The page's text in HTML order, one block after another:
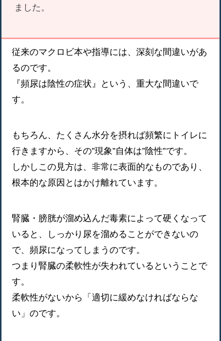
ました。
従来のマクロビ本や指導には、深刻な間違いがあ
るのです。
『頻尿は陰性の症状』という、重大な間違いで
す。
もちろん、たくさん水分を摂れば頻繁にトイレに
行きますから、その”現象”自体は”陰性”です。
しかしこの見方は、非常に表面的なものであり、
根本的な原因とはかけ離れています。
腎臓・膀胱が溜め込んだ毒素によって硬くなって
いると、しっかり尿を溜めることができないの
で、頻尿になってしまうのです。
つまり腎臓の柔軟性が失われているということで
す。
柔軟性がないから「適切に緩めなければならな
い」のです。